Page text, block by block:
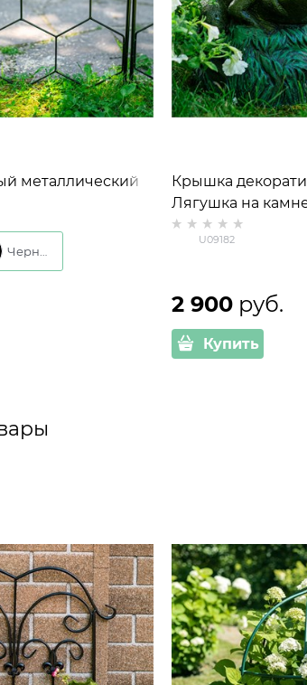
металлический
60см
Крышка
Лягушка на
стеклопластик,
U09182
2 900 руб.
Купить